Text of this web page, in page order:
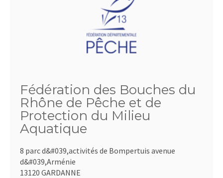
Fédération des Bouches du
Rhône de Pêche et de
Protection du Milieu
Aquatique
8 parc d&#039,activités de Bompertuis avenue
d&#039,Arménie
13120 GARDANNE